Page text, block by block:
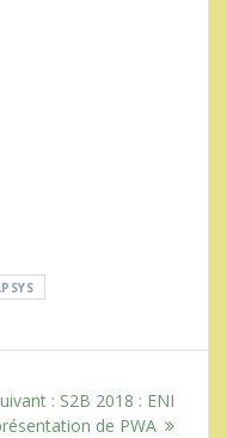
: Article
suivant
S2B 2018 : ENI
de PWA